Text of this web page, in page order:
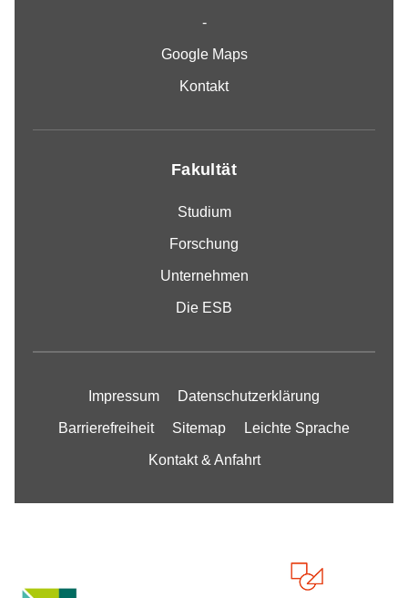
-
Google Maps
Kontakt
Fakultät
Studium
Forschung
Unternehmen
Die ESB
Impressum Datenschutzerklärung
Barrierefreiheit Sitemap Leichte Sprache
Kontakt & Anfahrt